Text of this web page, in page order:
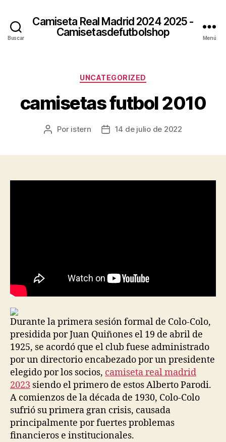
Buscar
Camiseta Real Madrid 2024 2025 -
Camisetasdefutbolshop
Menú
Categorías
UNCATEGORIZED
camisetas futbol 2010
Autor
Por istern
Fecha14 de julio de 2022
Durante la primera sesión formal de Colo-Colo,
presidida por Juan Quiñones el 19 de abril de
1925, se acordó que el club fuese administrado
por un directorio encabezado por un presidente
elegido por los socios, camiseta real madrid
2023 siendo el primero de estos Alberto Parodi.
A comienzos de la década de 1930, Colo-Colo
sufrió su primera gran crisis, causada
principalmente por fuertes problemas
financieros e institucionales.